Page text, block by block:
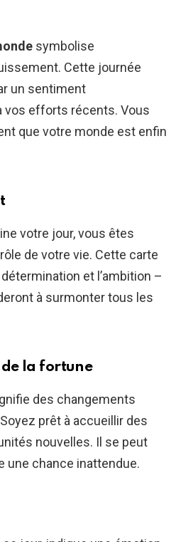
symbolise
Cette journée
un sentiment
vos efforts récents. Vous
que votre monde est enfin
votre jour, vous êtes
de votre vie. Cette carte
et l’ambition –
à surmonter tous les
de la fortune
des changements
prêt à accueillir des
nouvelles. Il se peut
une chance inattendue.